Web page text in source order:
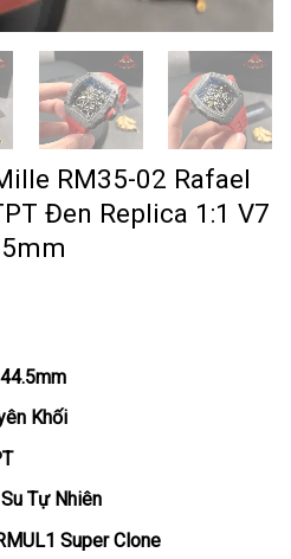
RM35-02 Rafael
Đen Replica 1:1 V7
Khối
Tự Nhiên
Super Clone